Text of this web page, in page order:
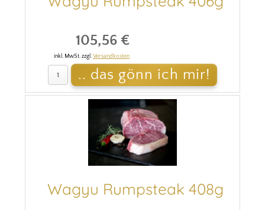
105,56 €
inkl. MwSt. zzgl.Versandkosten
Wagyu Rumpsteak 408g